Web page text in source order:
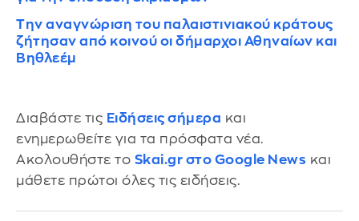
Την αναγνώριση του παλαιστινιακού κράτους
ζήτησαν από κοινού οι δήμαρχοι Αθηναίων και
Βηθλεέμ
Διαβάστε τις Ειδήσεις σήμερα και
ενημερωθείτε για τα πρόσφατα νέα.
Ακολουθήστε το Skai.gr στο Google News και
μάθετε πρώτοι όλες τις ειδήσεις.